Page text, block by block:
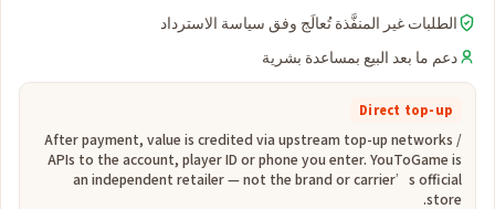
الطلبات غير المنفَّذة تُعالَج وفق سياسة الاسترداد
دعم ما بعد البيع بمساعدة بشرية
Direct top-up
After payment, value is credited via upstream top-up networks /
APIs to the account, player ID or phone you enter. YouToGame is
an independent retailer — not the brand or carrier’s official
store.